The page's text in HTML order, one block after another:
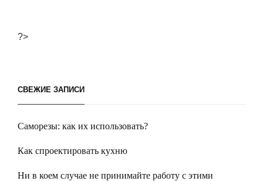
?>
СВЕЖИЕ ЗАПИСИ
Саморезы: как их использовать?
Как спроектировать кухню
Ни в коем случае не принимайте работу с этими